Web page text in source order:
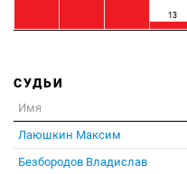
13
СУДЬИ
Имя
Лаюшкин Максим
Безбородов Владислав